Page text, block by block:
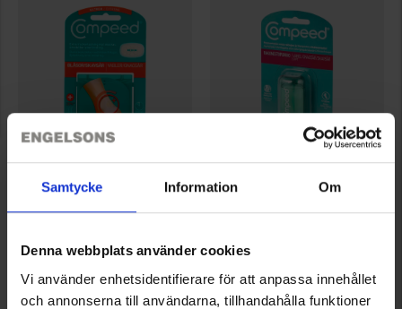
Samtycke Information Om
Denna webbplats använder cookies
Vi använder enhetsidentifierare för att anpassa innehållet
och annonserna till användarna, tillhandahålla funktioner
Compeed
7576
59 kr.
Vurdering: 5.0 ud af 5 stjerner
Compeed
7562
65 kr.
Vurdering: 3.3 ud af 5 stjerner